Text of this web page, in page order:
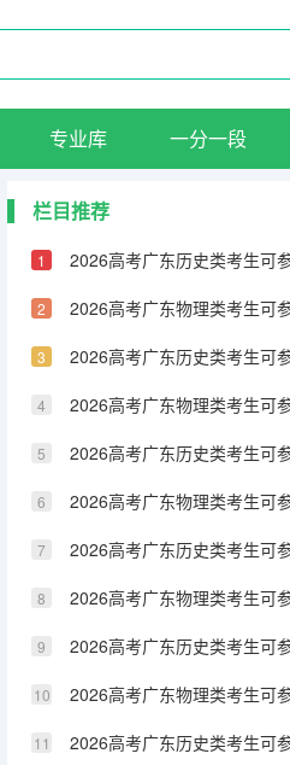
专业库 一分一段
栏目推荐